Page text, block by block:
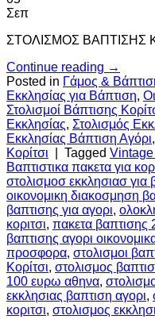
Σεπ
ΣΤΟΛΙΣΜΟΣ ΒΑΠΤΙΣΗΣ
Continue reading →
Posted in Γάμος &
Εκκλησίας για Βάπτιση,
Στολισμοί Βάπτισης
Εκκλησίας, Στολισμός
Εκκλησίας Βάπτιση Αγόρι,
Κορίτσι
Tagged Vintage
Βαπτιστικα πακετα για
στολισμοσ εκκλησιασ για
οικονομικη διακοσμηση
βαπτισης για αγορι,
κοριτσι, πακετα βαπτισης
βαπτισης αγορι
προσφορα, στολισμοι
Κορίτσι, στολισμος
100 ευρω αθηνα,
εκκλησιας βαπτιση αγορι,
κοριτσι, στολισμος